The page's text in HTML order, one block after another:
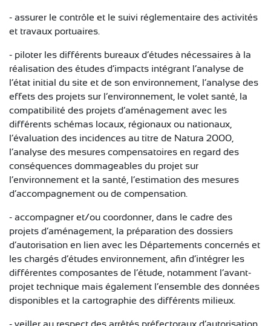
- assurer le contrôle et le suivi réglementaire des activités
et travaux portuaires.
- piloter les différents bureaux d’études nécessaires à la
réalisation des études d’impacts intégrant l’analyse de
l’état initial du site et de son environnement, l’analyse des
effets des projets sur l’environnement, le volet santé, la
compatibilité des projets d’aménagement avec les
différents schémas locaux, régionaux ou nationaux,
l’évaluation des incidences au titre de Natura 2000,
l’analyse des mesures compensatoires en regard des
conséquences dommageables du projet sur
l’environnement et la santé, l’estimation des mesures
d’accompagnement ou de compensation.
- accompagner et/ou coordonner, dans le cadre des
projets d’aménagement, la préparation des dossiers
d’autorisation en lien avec les Départements concernés et
les chargés d’études environnement, afin d’intégrer les
différentes composantes de l’étude, notamment l’avant-
projet technique mais également l’ensemble des données
disponibles et la cartographie des différents milieux.